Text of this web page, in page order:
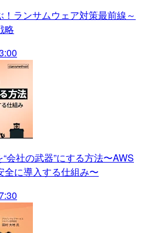
！ランサムウェア対策最前線～
略
会社の武器”にする方法〜AWS
全に導入する仕組み〜